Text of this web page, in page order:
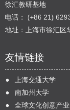
徐汇教研基地
电话： (+86 21)
地址：上海市徐汇区
友情链接
上海交通大学
南加州大学
全球文化创意产